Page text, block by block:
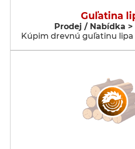
Guľatina
Prodej / Nabídka
Kúpim drevnú guľatinu lipa